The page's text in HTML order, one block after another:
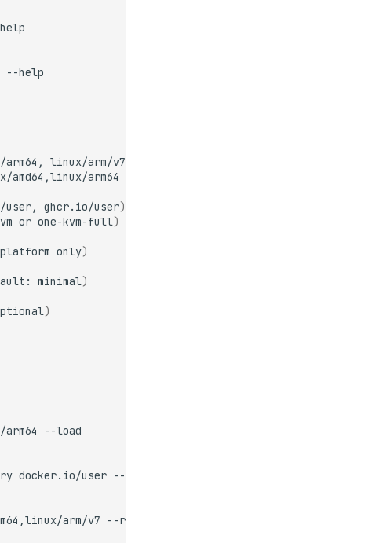
linux/arm/v7
user, ghcr.io/user)
or one-kvm-full)
platform only)
minimal)
)
docker.io/user
arm/v7 --registry